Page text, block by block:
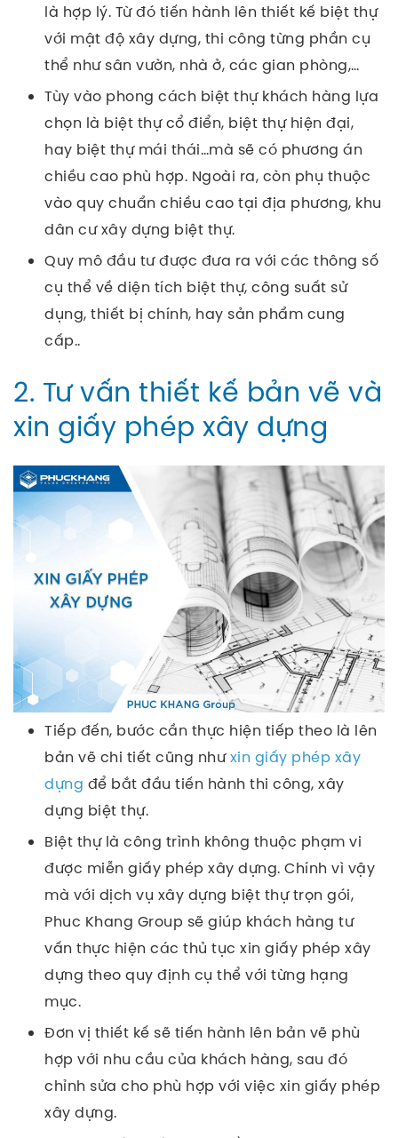
là hợp lý. Từ đó tiến hành lên thiết kế biệt thự
với mật độ xây dựng, thi công từng phần cụ
thể như sân vườn, nhà ở, các gian phòng,…
Tùy vào phong cách biệt thự khách hàng lựa
chọn là biệt thự cổ điển, biệt thự hiện đại,
hay biệt thự mái thái…mà sẽ có phương án
chiều cao phù hợp. Ngoài ra, còn phụ thuộc
vào quy chuẩn chiều cao tại địa phương, khu
dân cư xây dựng biệt thự.
Quy mô đầu tư được đưa ra với các thông số
cụ thể về diện tích biệt thự, công suất sử
dụng, thiết bị chính, hay sản phẩm cung
cấp..
2. Tư vấn thiết kế bản vẽ và
xin giấy phép xây dựng
Tiếp đến, bước cần thực hiện tiếp theo là lên
bản vẽ chi tiết cũng nhưxin giấy phép xây
dựng để bắt đầu tiến hành thi công, xây
dựng biệt thự.
Biệt thự là công trình không thuộc phạm vi
được miễn giấy phép xây dựng. Chính vì vậy
mà với dịch vụ xây dựng biệt thự trọn gói,
Phuc Khang Group sẽ giúp khách hàng tư
vấn thực hiện các thủ tục xin giấy phép xây
dựng theo quy định cụ thể với từng hạng
mục.
Đơn vị thiết kế sẽ tiến hành lên bản vẽ phù
hợp với nhu cầu của khách hàng, sau đó
chỉnh sửa cho phù hợp với việc xin giấy phép
xây dựng.